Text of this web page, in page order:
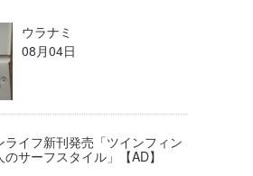
ウラナミ
08月04日
ライフ新刊発売「ツインフィン
サーフスタイル」【AD】